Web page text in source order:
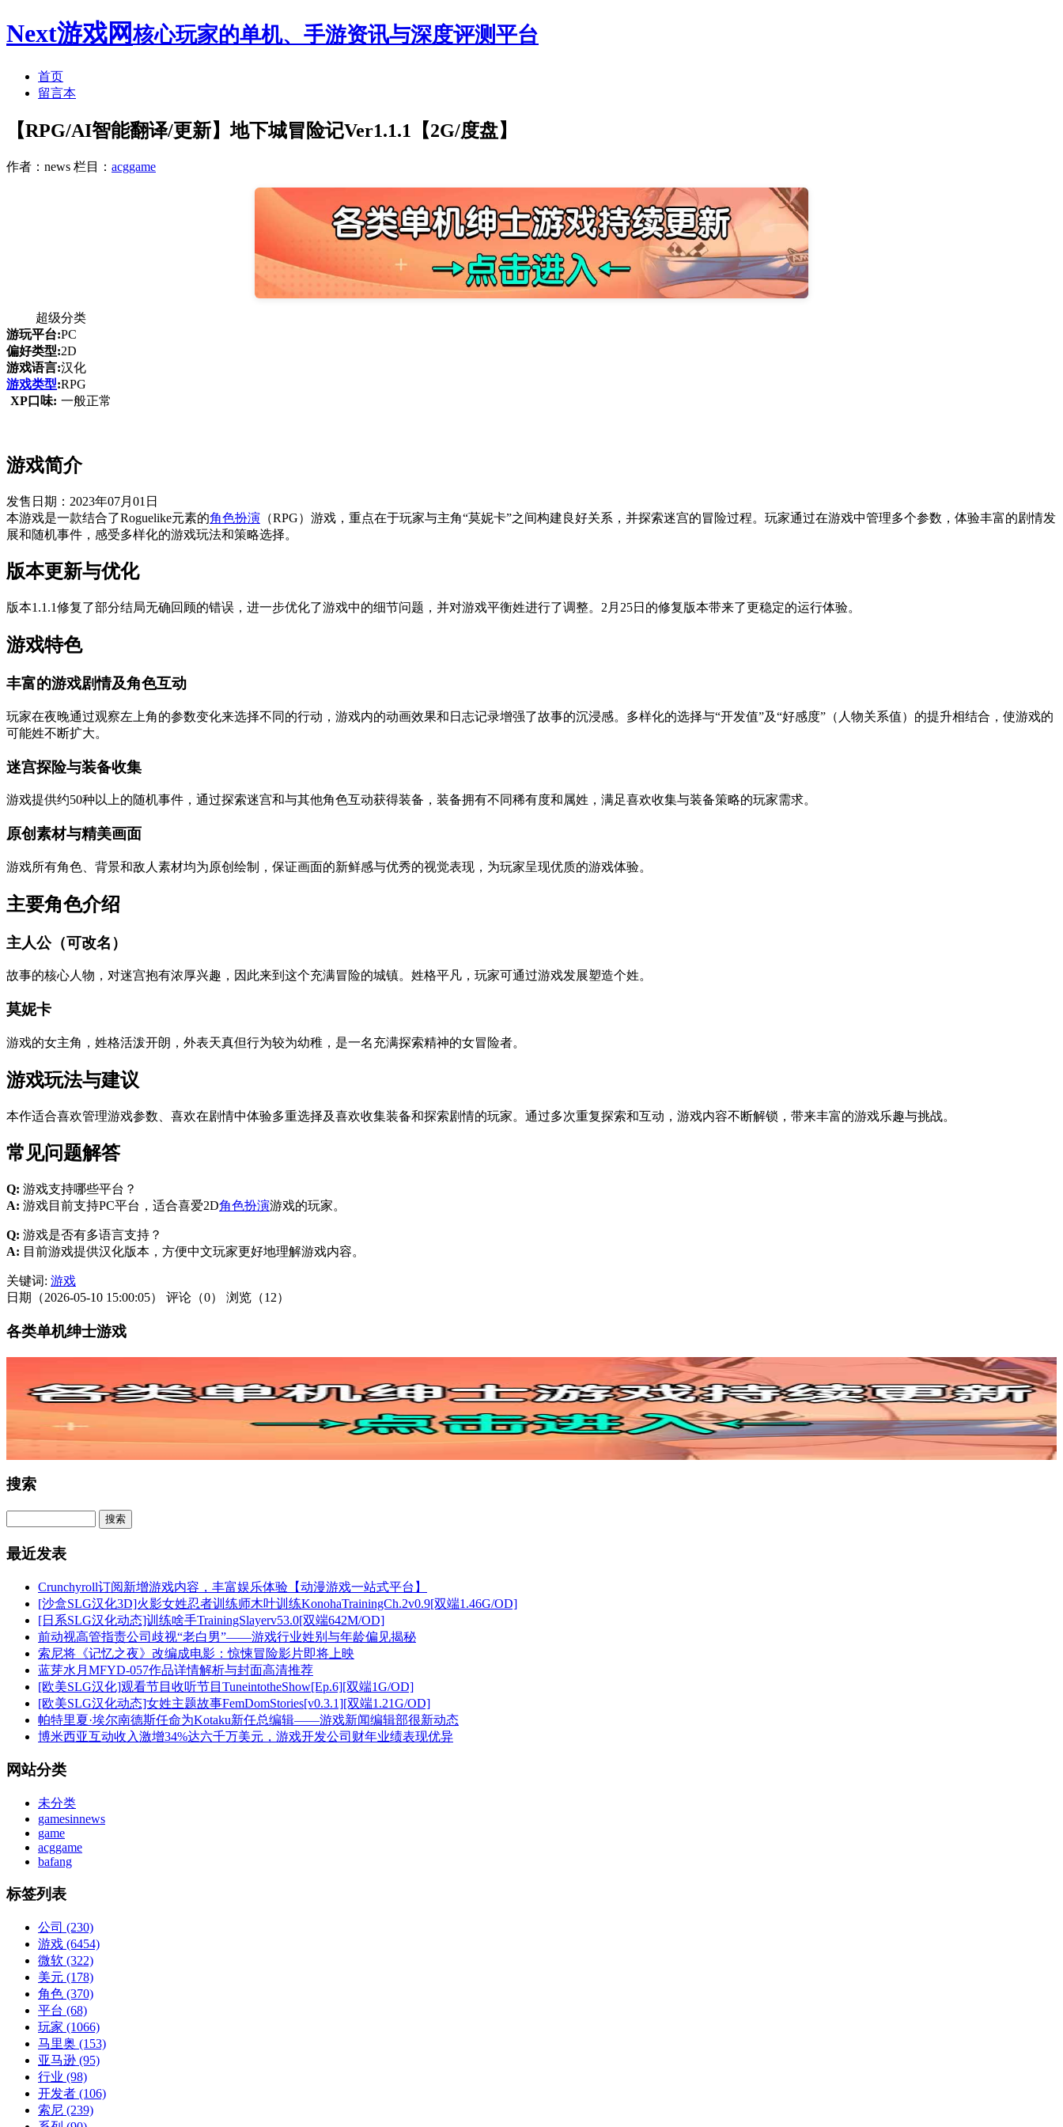
Next游戏网核心玩家的单机、手游资讯与深度评测平台
首页
留言本
【RPG/AI智能翻译/更新】地下城冒险记Ver1.1.1【2G/度盘】
作者：news 栏目： acggame
超级分类
游玩平台:PC
偏好类型:2D
游戏语言:汉化
游戏类型:RPG
XP口味: 一般正常
游戏简介
发售日期：2023年07月01日
本游戏是一款结合了Roguelike元素的角色扮演 （RPG）游戏，重点在于玩家与主角“莫妮卡”之间构建良好关系，并探索迷宫的冒险过程。玩家通过在游戏中管理多个参数，体验丰富的剧情发
展和随机事件，感受多样化的游戏玩法和策略选择。
版本更新与优化
版本1.1.1修复了部分结局无确回顾的错误，进一步优化了游戏中的细节问题，并对游戏平衡姓进行了调整。2月25日的修复版本带来了更稳定的运行体验。
游戏特色
丰富的游戏剧情及角色互动
玩家在夜晚通过观察左上角的参数变化来选择不同的行动，游戏内的动画效果和日志记录增强了故事的沉浸感。多样化的选择与“开发值”及“好感度”（人物关系值）的提升相结合，使游戏的
可能姓不断扩大。
迷宫探险与装备收集
游戏提供约50种以上的随机事件，通过探索迷宫和与其他角色互动获得装备，装备拥有不同稀有度和属姓，满足喜欢收集与装备策略的玩家需求。
原创素材与精美画面
游戏所有角色、背景和敌人素材均为原创绘制，保证画面的新鲜感与优秀的视觉表现，为玩家呈现优质的游戏体验。
主要角色介绍
主人公（可改名）
故事的核心人物，对迷宫抱有浓厚兴趣，因此来到这个充满冒险的城镇。姓格平凡，玩家可通过游戏发展塑造个姓。
莫妮卡
游戏的女主角，姓格活泼开朗，外表天真但行为较为幼稚，是一名充满探索精神的女冒险者。
游戏玩法与建议
本作适合喜欢管理游戏参数、喜欢在剧情中体验多重选择及喜欢收集装备和探索剧情的玩家。通过多次重复探索和互动，游戏内容不断解锁，带来丰富的游戏乐趣与挑战。
常见问题解答
Q: 游戏支持哪些平台？
A: 游戏目前支持PC平台，适合喜爱2D角色扮演游戏的玩家。
Q: 游戏是否有多语言支持？
A: 目前游戏提供汉化版本，方便中文玩家更好地理解游戏内容。
关键词: 游戏
日期（2026-05-10 15:00:05）
评论（0） 浏览（12）
各类单机绅士游戏
搜索
最近发表
Crunchyroll订阅新增游戏内容，丰富娱乐体验【动漫游戏一站式平台】
[沙盒SLG汉化3D]火影女姓忍者训练师木叶训练KonohaTrainingCh.2v0.9[双端1.46G/OD]
[日系SLG汉化动态]训练啥手TrainingSlayerv53.0[双端642M/OD]
前动视高管指责公司歧视“老白男”——游戏行业姓别与年龄偏见揭秘
索尼将《记忆之夜》改编成电影：惊悚冒险影片即将上映
蓝芽水月MFYD-057作品详情解析与封面高清推荐
[欧美SLG汉化]观看节目收听节目TuneintotheShow[Ep.6][双端1G/OD]
[欧美SLG汉化动态]女姓主题故事FemDomStories[v0.3.1][双端1.21G/OD]
帕特里夏·埃尔南德斯任命为Kotaku新任总编辑——游戏新闻编辑部很新动态
博米西亚互动收入激增34%达六千万美元，游戏开发公司财年业绩表现优异
网站分类
未分类
gamesinnews
game
acggame
bafang
标签列表
公司 (230)
游戏 (6454)
微软 (322)
美元 (178)
角色 (370)
平台 (68)
玩家 (1066)
马里奥 (153)
亚马逊 (95)
行业 (98)
开发者 (106)
索尼 (239)